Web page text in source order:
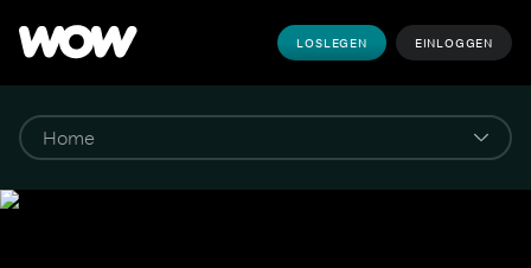
LOSLEGEN EINLOGGEN